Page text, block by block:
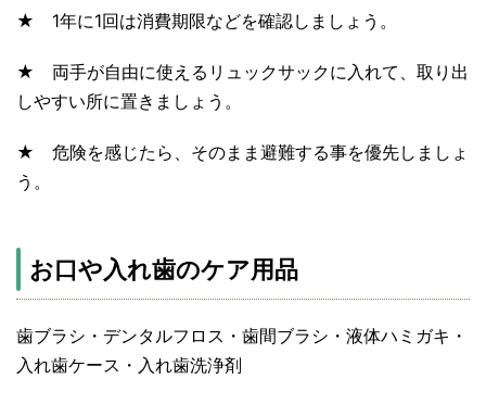
★ 1年に1回は消費期限などを確認しましょう。
★ 両手が自由に使えるリュックサックに入れて、取り出
しやすい所に置きましょう。
★ 危険を感じたら、そのまま避難する事を優先しましょ
う。
お口や入れ歯のケア用品
歯ブラシ・デンタルフロス・歯間ブラシ・液体ハミガキ・
入れ歯ケース・入れ歯洗浄剤